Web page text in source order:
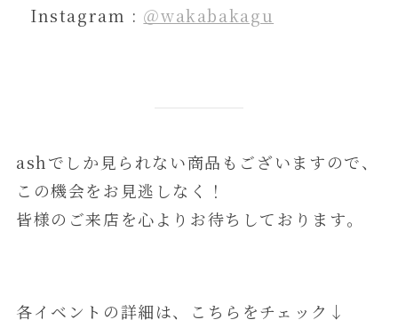
Instagram : ＠wakabakagu
ashでしか見られない商品もございますので、
この機会をお見逃しなく！
皆様のご来店を心よりお待ちしております。
各イベントの詳細は、こちらをチェック↓